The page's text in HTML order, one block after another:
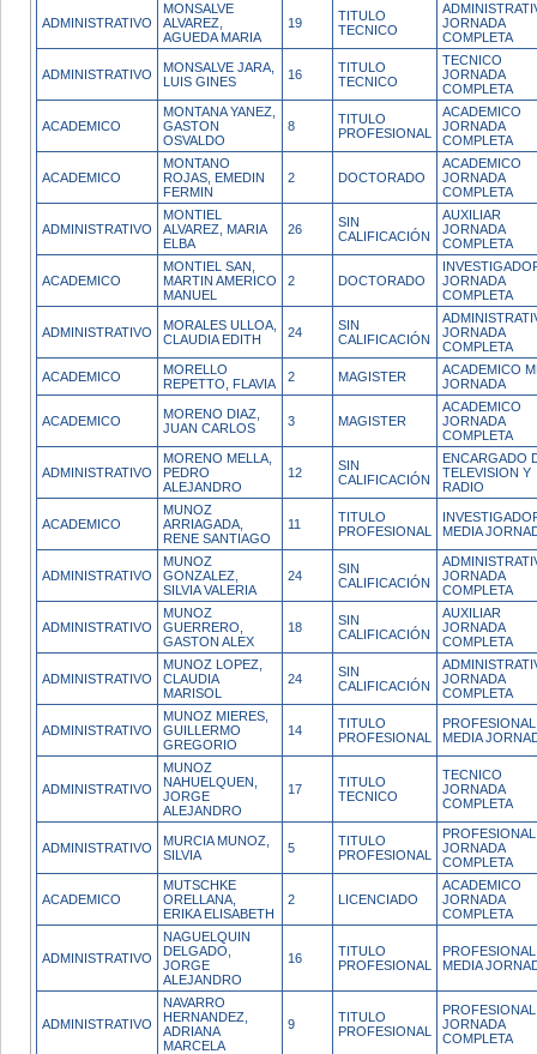
ADMINISTRATIVO
MONSALVE
ALVAREZ,
AGUEDA MARIA
19
TITULO
TECNICO
JORNADA
COMPLETA
ADMINISTRATIVO
MONSALVE JARA,
LUIS GINES
16
TITULO
TECNICO
TECNICO
JORNADA
COMPLETA
ACADEMICO
MONTANA YANEZ,
GASTON
OSVALDO
8
TITULO
PROFESIONAL
ACADEMICO
JORNADA
COMPLETA
ACADEMICO
MONTANO
ROJAS, EMEDIN
FERMIN
2 DOCTORADO
ACADEMICO
JORNADA
COMPLETA
ADMINISTRATIVO
MONTIEL
ALVAREZ, MARIA
ELBA
26
SIN
CALIFICACIÓN
AUXILIAR
JORNADA
COMPLETA
ACADEMICO
MONTIEL SAN,
MARTIN AMERICO
MANUEL
2 DOCTORADO
JORNADA
COMPLETA
ADMINISTRATIVO
MORALES ULLOA,
CLAUDIA EDITH
24
SIN
CALIFICACIÓN
JORNADA
COMPLETA
ACADEMICO
MORELLO
REPETTO, FLAVIA
2 MAGISTER
ACADEMICO
JORNADA
ACADEMICO
MORENO DIAZ,
JUAN CARLOS
3 MAGISTER
ACADEMICO
JORNADA
COMPLETA
ADMINISTRATIVO
MORENO MELLA,
PEDRO
ALEJANDRO
12
SIN
CALIFICACIÓN
ENCARGADO
TELEVISION Y
RADIO
ACADEMICO
MUNOZ
ARRIAGADA,
RENE SANTIAGO
11
TITULO
PROFESIONAL
MEDIA
ADMINISTRATIVO
MUNOZ
GONZALEZ,
SILVIA VALERIA
24
SIN
CALIFICACIÓN
JORNADA
COMPLETA
ADMINISTRATIVO
MUNOZ
GUERRERO,
GASTON ALEX
18
SIN
CALIFICACIÓN
AUXILIAR
JORNADA
COMPLETA
ADMINISTRATIVO
MUNOZ LOPEZ,
CLAUDIA
MARISOL
24
SIN
CALIFICACIÓN
JORNADA
COMPLETA
ADMINISTRATIVO
MUNOZ MIERES,
GUILLERMO
GREGORIO
14
TITULO
PROFESIONAL
PROFESIONAL
MEDIA
ADMINISTRATIVO
MUNOZ
NAHUELQUEN,
JORGE
ALEJANDRO
17
TITULO
TECNICO
TECNICO
JORNADA
COMPLETA
ADMINISTRATIVO
MURCIA MUNOZ,
SILVIA
5
TITULO
PROFESIONAL
PROFESIONAL
JORNADA
COMPLETA
ACADEMICO
MUTSCHKE
ORELLANA,
ERIKA ELISABETH
2 LICENCIADO
ACADEMICO
JORNADA
COMPLETA
ADMINISTRATIVO
NAGUELQUIN
DELGADO,
JORGE
ALEJANDRO
16
TITULO
PROFESIONAL
PROFESIONAL
MEDIA
ADMINISTRATIVO
NAVARRO
HERNANDEZ,
ADRIANA
MARCELA
9
TITULO
PROFESIONAL
PROFESIONAL
JORNADA
COMPLETA